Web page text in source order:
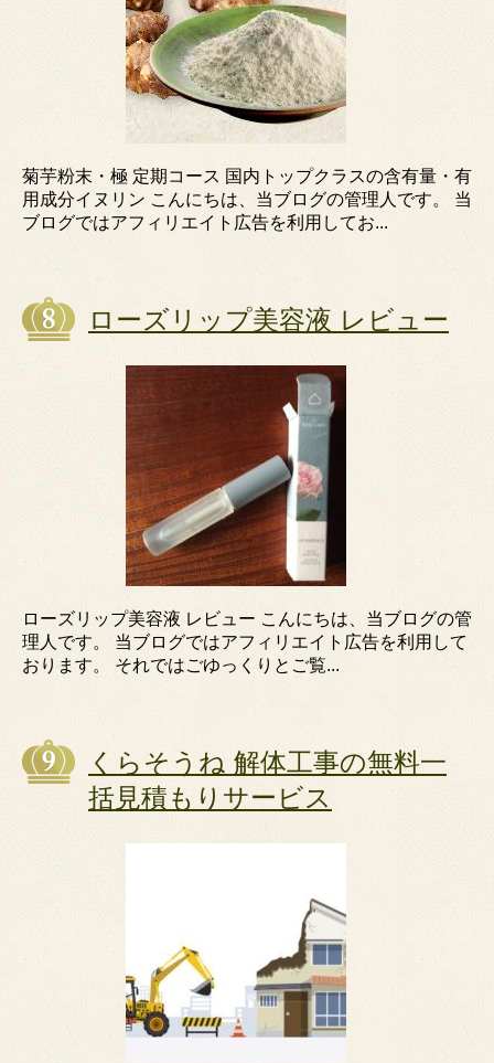
菊芋粉末・極 定期コース 国内トップクラスの含有量・有
用成分イヌリン こんにちは、当ブログの管理人です。 当
ブログではアフィリエイト広告を利用してお...
ローズリップ美容液 レビュー
ローズリップ美容液 レビュー こんにちは、当ブログの管
理人です。 当ブログではアフィリエイト広告を利用して
おります。 それではごゆっくりとご覧...
くらそうね 解体工事の無料一
括見積もりサービス